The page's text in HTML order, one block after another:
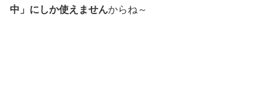
中」にしか使えませんからね～